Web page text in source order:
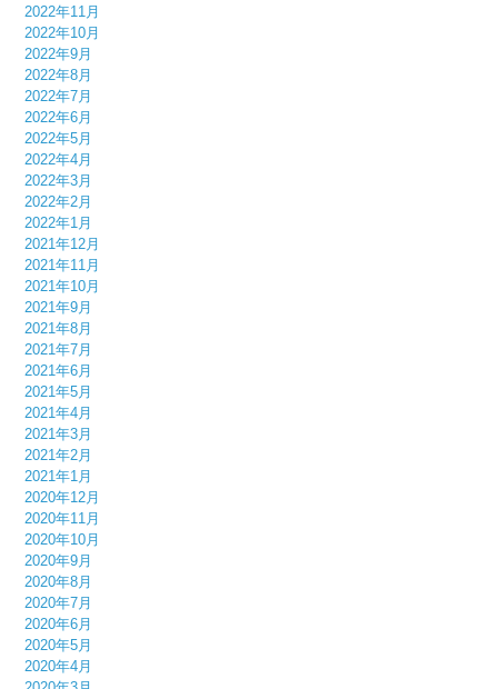
2022年11月
2022年10月
2022年9月
2022年8月
2022年7月
2022年6月
2022年5月
2022年4月
2022年3月
2022年2月
2022年1月
2021年12月
2021年11月
2021年10月
2021年9月
2021年8月
2021年7月
2021年6月
2021年5月
2021年4月
2021年3月
2021年2月
2021年1月
2020年12月
2020年11月
2020年10月
2020年9月
2020年8月
2020年7月
2020年6月
2020年5月
2020年4月